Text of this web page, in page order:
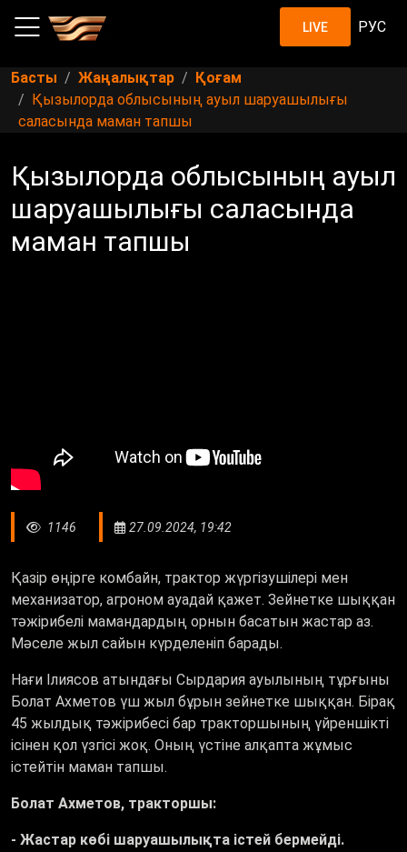
LIVE РУС
Басты Жаңалықтар
Қоғам
Қызылорда облысының ауыл шаруашылығы
саласында маман тапшы
Қызылорда облысының ауыл
шаруашылығы саласында
маман тапшы
1146 27.09.2024, 19:42
Қазір өңірге комбайн, трактор жүргізушілері мен
механизатор, агроном ауадай қажет. Зейнетке шыққан
тәжірибелі мамандардың орнын басатын жастар аз.
Мәселе жыл сайын күрделеніп барады.
Нағи Ілиясов атындағы Сырдария ауылының тұрғыны
Болат Ахметов үш жыл бұрын зейнетке шыққан. Бірақ
45 жылдық тәжірибесі бар тракторшының үйреншікті
ісінен қол үзгісі жоқ. Оның үстіне алқапта жұмыс
істейтін маман тапшы.
Болат Ахметов, тракторшы:
- Жастар көбі шаруашылықта істей бермейді.